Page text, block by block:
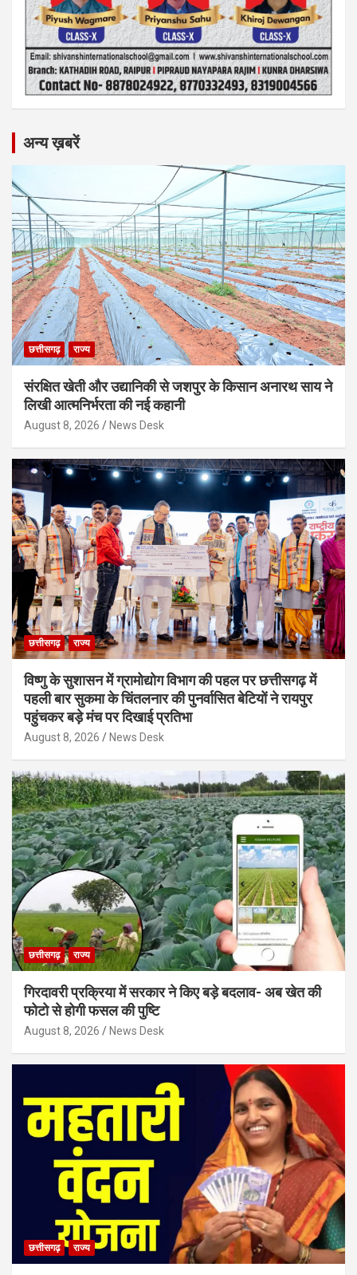
अन्य ख़बरें
छत्तीसगढ़ राज्य
संरक्षित खेती और उद्यानिकी से जशपुर के किसान अनारथ साय ने
लिखी आत्मनिर्भरता की नई कहानी
August 8, 2026 News Desk
छत्तीसगढ़ राज्य
विष्णु के सुशासन में ग्रामोद्योग विभाग की पहल पर छत्तीसगढ़ में
पहली बार सुकमा के चिंतलनार की पुनर्वासित बेटियों ने रायपुर
पहुंचकर बड़े मंच पर दिखाई प्रतिभा
August 8, 2026 News Desk
छत्तीसगढ़ राज्य
गिरदावरी प्रक्रिया में सरकार ने किए बड़े बदलाव- अब खेत की
फोटो से होगी फसल की पुष्टि
August 8, 2026 News Desk
छत्तीसगढ़ राज्य